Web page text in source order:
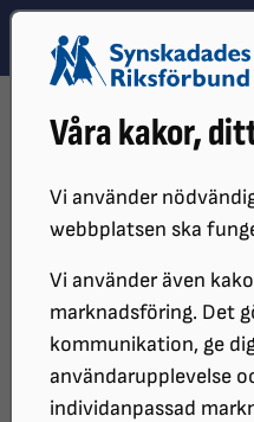
Våra kakor,
Vi använder
webbplatsen ska
Vi använder även
marknadsföring. Det
kommunikation, ge
användarupplevelse
individanpassad
Hoppa till innehåll
Hoppa till hitta snabbt
DISTRIKT
SRF STOCKHOLM
Sedan i början av
Syncentralen
halvdagar i